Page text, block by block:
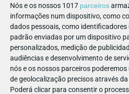
Nós e os nossos 1017 parceiros
informações num dispositivo, como
dados pessoais, como
padrão enviadas por um dispositivo
personalizados, medição de
audiências e desenvolvimento de
nós e os nossos parceiros
de geolocalização precisos através
Poderá clicar para consentir o